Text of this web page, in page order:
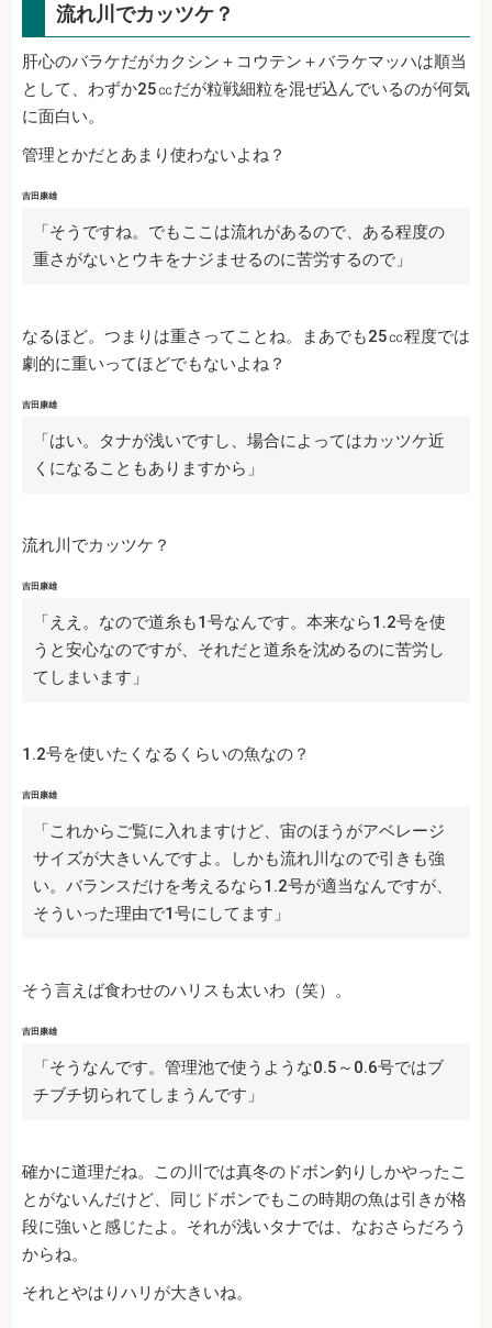
流れ川でカッツケ？
肝心のバラケだがカクシン＋コウテン＋バラケマッハは順当
として、わずか25㏄だが粒戦細粒を混ぜ込んでいるのが何気
に面白い。
管理とかだとあまり使わないよね？
吉田康雄
「そうですね。でもここは流れがあるので、ある程度の
重さがないとウキをナジませるのに苦労するので」
なるほど。つまりは重さってことね。まあでも25㏄程度では
劇的に重いってほどでもないよね？
吉田康雄
「はい。タナが浅いですし、場合によってはカッツケ近
くになることもありますから」
流れ川でカッツケ？
吉田康雄
「ええ。なので道糸も1号なんです。本来なら1.2号を使
うと安心なのですが、それだと道糸を沈めるのに苦労し
てしまいます」
1.2号を使いたくなるくらいの魚なの？
吉田康雄
「これからご覧に入れますけど、宙のほうがアベレージ
サイズが大きいんですよ。しかも流れ川なので引きも強
い。バランスだけを考えるなら1.2号が適当なんですが、
そういった理由で1号にしてます」
そう言えば食わせのハリスも太いわ（笑）。
吉田康雄
「そうなんです。管理池で使うような0.5～0.6号ではブ
チブチ切られてしまうんです」
確かに道理だね。この川では真冬のドボン釣りしかやったこ
とがないんだけど、同じドボンでもこの時期の魚は引きが格
段に強いと感じたよ。それが浅いタナでは、なおさらだろう
からね。
それとやはりハリが大きいね。